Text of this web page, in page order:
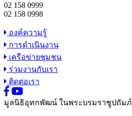
02 158 0999
02 158 0998
องค์ความรู้
การดำเนินงาน
เครือข่ายชุมชน
ร่วมงานกับเรา
ติดต่อเรา
มูลนิธิอุทกพัฒน์ ในพระบรมราชูปถัมภ์